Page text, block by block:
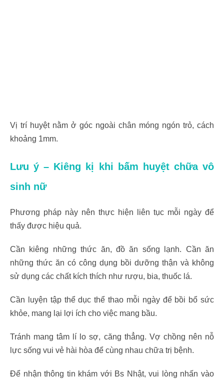
Vị trí huyệt nằm ở góc ngoài chân móng ngón trỏ, cách
khoảng 1mm.
Lưu ý – Kiêng kị khi bấm huyệt chữa vô
sinh nữ
Phương pháp này nên thực hiện liên tục mỗi ngày để
thấy được hiệu quả.
Cần kiêng những thức ăn, đồ ăn sống lạnh. Cần ăn
những thức ăn có công dụng bồi dưỡng thận và không
sử dụng các chất kích thích như rượu, bia, thuốc lá.
Cần luyện tập thể dục thể thao mỗi ngày để bồi bổ sức
khỏe, mang lại lợi ích cho việc mang bầu.
Tránh mang tâm lí lo sợ, căng thẳng. Vợ chồng nên nỗ
lực sống vui vẻ hài hòa để cùng nhau chữa trị bệnh.
Để nhận thông tin khám với Bs Nhật, vui lòng nhấn vào